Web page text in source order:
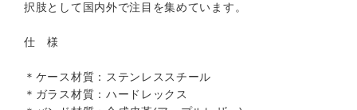
択肢として国内外で注目を集めています。
仕 様
＊ケース材質：ステンレススチール
＊ガラス材質：ハードレックス